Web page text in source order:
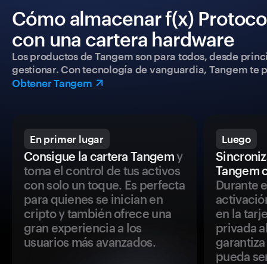
Cómo almacenar f(x)
con una cartera hardware
Los productos de Tangem son para todos, desde
gestionar. Con tecnología de vanguardia, Tangem
Obtener Tangem
En primer lugar
Consigue la cartera Tangemy
toma el control de tus activos
con solo un toque. Es perfecta
para quienes se inician en
cripto y también ofrece una
gran experiencia a los
usuarios más avanzados.
Luego
Tangem
Durante
en la
privada
pueda